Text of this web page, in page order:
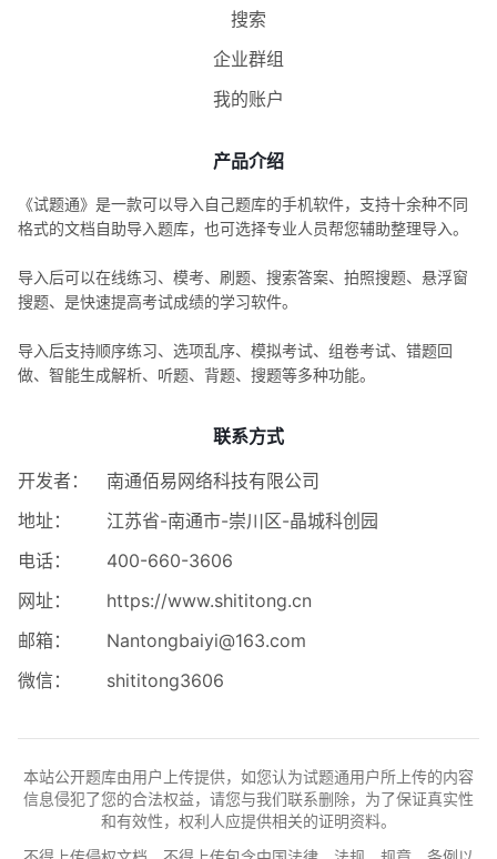
搜索
企业群组
我的账户
产品介绍
《试题通》是一款可以导入自己题库的手机软件，支持十余种不同
格式的文档自助导入题库，也可选择专业人员帮您辅助整理导入。
导入后可以在线练习、模考、刷题、搜索答案、拍照搜题、悬浮窗
搜题、是快速提高考试成绩的学习软件。
导入后支持顺序练习、选项乱序、模拟考试、组卷考试、错题回
做、智能生成解析、听题、背题、搜题等多种功能。
联系方式
开发者：
南通佰易网络科技有限公司
地址：
江苏省-南通市-崇川区-晶城科创园
电话：
400-660-3606
网址：
https://www.shititong.cn
邮箱：
Nantongbaiyi@163.com
微信：
shititong3606
本站公开题库由用户上传提供，如您认为试题通用户所上传的内容
信息侵犯了您的合法权益，请您与我们联系删除，为了保证真实性
和有效性，权利人应提供相关的证明资料。